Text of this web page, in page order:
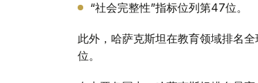
“社会完整性”指标位列第47位。
此外，哈萨克斯坦在教育领域排名
位。